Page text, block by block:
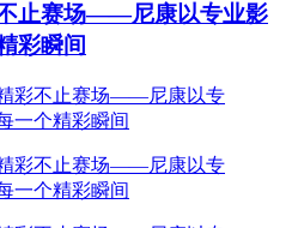
止赛场——尼康以专业影
彩瞬间